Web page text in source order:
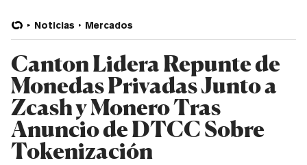
Noticias Mercados
Canton Lidera Repunte de
Monedas Privadas Junto a
Zcash y Monero Tras
Anuncio de DTCC Sobre
Tokenización